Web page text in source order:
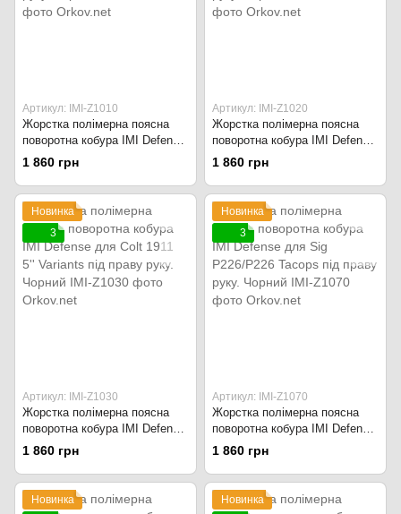
Артикул: IMI-Z1010
Жорстка полімерна поясна
поворотна кобура IMI Defense
для правої руки Glock
17/22/28/31 під праву руку.
Чорний
1 860 грн
Артикул: IMI-Z1020
Жорстка полімерна поясна
поворотна кобура IMI Defense
для Glock 19/23/25/28/32 під
праву руку. Чорний
1 860 грн
Новинка
3
Артикул: IMI-Z1030
Жорстка полімерна поясна
поворотна кобура IMI Defense
для Colt 1911 5'' Variants під
праву руку. Чорний
1 860 грн
Новинка
3
Артикул: IMI-Z1070
Жорстка полімерна поясна
поворотна кобура IMI Defense
для Sig P226/P226 Tacops під
праву руку. Чорний
1 860 грн
Новинка
Новинка